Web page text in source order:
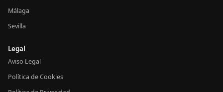
Málaga
Sevilla
Legal
Aviso Legal
Política de Cookies